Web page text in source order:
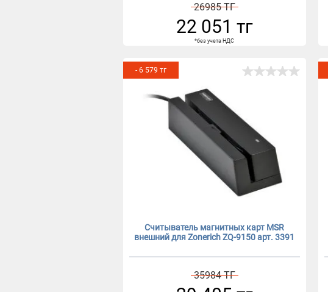
26985 ТГ
22 051 тг
*без учета НДС
- 6 579 тг
Считыватель магнитных карт MSR
внешний для Zonerich ZQ-9150 арт. 3391
35984 ТГ